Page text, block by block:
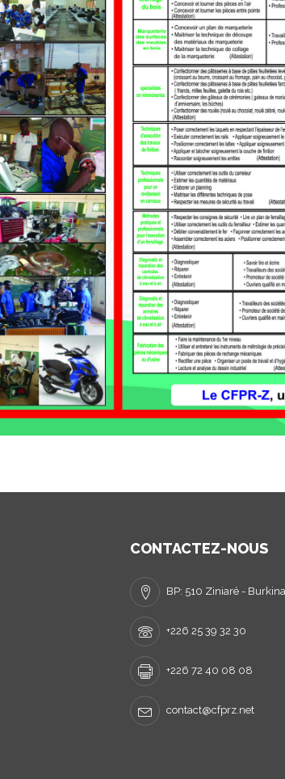
CONTACTEZ-NOUS
BP: 510 Ziniaré -
+226 25 39 32 30
+226 72 40 08 08
contact@cfprz.net